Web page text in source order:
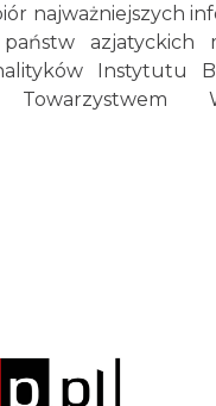
najważniejszych
azjatyckich
Instytutu